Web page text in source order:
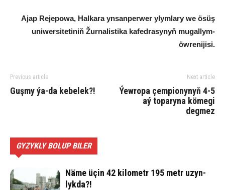
Ajap Rejepowa, Halkara ynsanperwer ylymlary we ösüş
uniwersitetiniň Žurnalistika kafedrasynyň mugallym-
öwrenijisi.
Previous article
Guş­my ýa-da ke­be­lek?!
Next article
Ýewropa çempionynyň 4-5
aý toparyna kömegi
degmez
GYZYKLY BOLUP BILER
Nä­me üçin 42 ki­lo­metr 195 metr uzyn­
lyk­da?!